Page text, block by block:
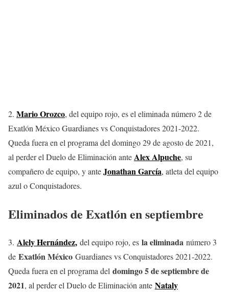
2. Mario Orozco, del equipo rojo, es el eliminada número 2 de
Exatlón México Guardianes vs Conquistadores 2021-2022.
Queda fuera en el programa del domingo 29 de agosto de 2021,
al perder el Duelo de Eliminación anteAlex Alpuche, su
compañero de equipo, y anteJonathan García, atleta del equipo
azul o Conquistadores.
Eliminados de Exatlón en septiembre
3. Alely Hernández, del equipo rojo, es la eliminada número 3
de Exatlón México Guardianes vs Conquistadores 2021-2022.
Queda fuera en el programa del domingo 5 de septiembre de
2021, al perder el Duelo de Eliminación ante Nataly